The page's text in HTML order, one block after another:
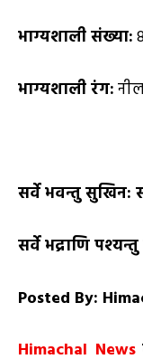
भाग्यशाली संख्या:
भाग्यशाली रंग:
सर्वे भवन्तु सुखिन:
सर्वे भद्राणि
Posted By:
Himachal News